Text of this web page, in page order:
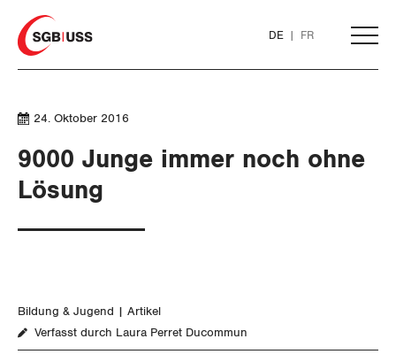
Home
DE FR
THEMEN
Flankierende Massnahmen und
Personenfreizügigkeit
Finanzen und Steuerpolitik
SOZIALPOLITIK
CORONA-VIRUS
24. Oktober 2016
9000 Junge immer noch ohne
Lösung
Bildung & Jugend
Artikel
Verfasst durch Laura Perret Ducommun